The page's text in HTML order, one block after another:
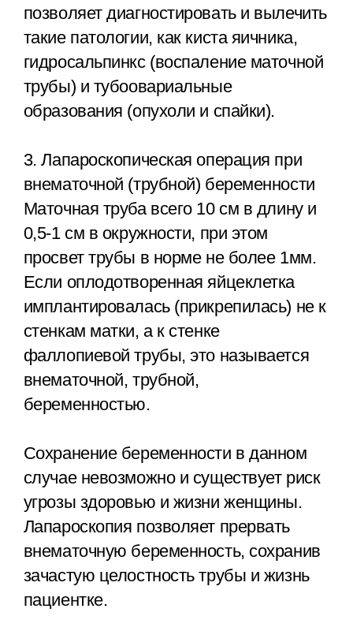
позволяет диагностировать и вылечить
такие патологии, как киста яичника,
гидросальпинкс (воспаление маточной
трубы) и тубоовариальные
образования (опухоли и спайки).
3. Лапароскопическая операция при
внематочной (трубной) беременности
Маточная труба всего 10 см в длину и
0,5-1 см в окружности, при этом
просвет трубы в норме не более 1мм.
Если оплодотворенная яйцеклетка
имплантировалась (прикрепилась) не к
стенкам матки, а к стенке
фаллопиевой трубы, это называется
внематочной, трубной,
беременностью.
Сохранение беременности в данном
случае невозможно и существует риск
угрозы здоровью и жизни женщины.
Лапароскопия позволяет прервать
внематочную беременность, сохранив
зачастую целостность трубы и жизнь
пациентке.